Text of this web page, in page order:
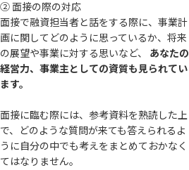
② 面接の際の対応
面接で融資担当者と話をする際に、事業計
画に関してどのように思っているか、将来
の展望や事業に対する思いなど、 あなたの
経営力、事業主としての資質も見られてい
ます。
面接に臨む際には、参考資料を熟読した上
で、どのような質問が来ても答えられるよ
うに自分の中でも考えをまとめておかなく
てはなりません。